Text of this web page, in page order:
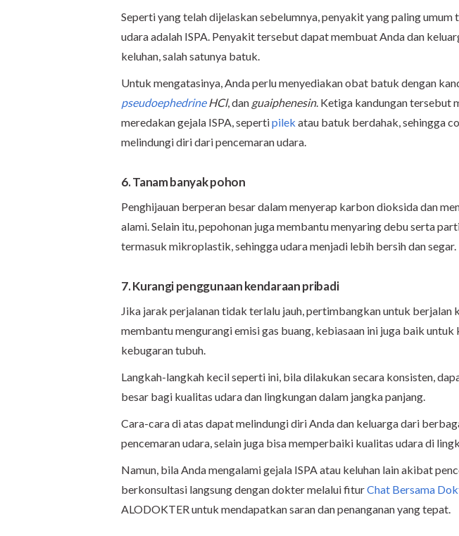
Seperti yang telah dijelaskan sebelumnya, penyakit yang paling
udara adalah ISPA. Penyakit tersebut dapat membuat Anda dan
keluhan, salah satunya batuk.
Untuk mengatasinya, Anda perlu menyediakan obat batuk dengan
pseudoephedrineHCl, dan guaiphenesin. Ketiga kandungan tersebut
meredakan gejala ISPA, sepertipilek atau batuk berdahak, sehingga
melindungi diri dari pencemaran udara.
6. Tanam banyak pohon
Penghijauan berperan besar dalam menyerap karbon dioksida dan
alami. Selain itu, pepohonan juga membantu menyaring debu serta
termasuk mikroplastik, sehingga udara menjadi lebih bersih dan segar.
7. Kurangi penggunaan kendaraan pribadi
Jika jarak perjalanan tidak terlalu jauh, pertimbangkan untuk berjalan
membantu mengurangi emisi gas buang, kebiasaan ini juga baik untuk
kebugaran tubuh.
Langkah-langkah kecil seperti ini, bila dilakukan secara konsisten,
besar bagi kualitas udara dan lingkungan dalam jangka panjang.
Cara-cara di atas dapat melindungi diri Anda dan keluarga dari
pencemaran udara, selain juga bisa memperbaiki kualitas udara di
Namun, bila Anda mengalami gejala ISPA atau keluhan lain akibat
berkonsultasi langsung dengan dokter melalui fiturChat Bersama
ALODOKTER untuk mendapatkan saran dan penanganan yang tepat.